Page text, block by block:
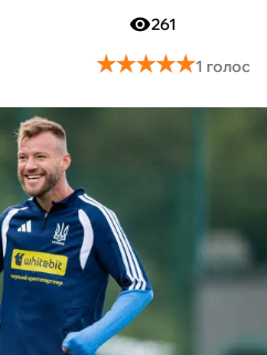
261
★★★★★
★★★★★1 голос